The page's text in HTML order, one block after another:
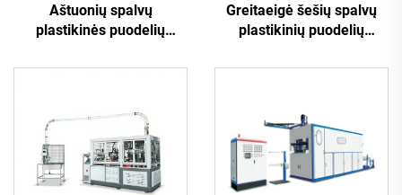
Aštuonių spalvų
plastikinės puodelių
Greitaeigė šešių spalvų
plastikinių puodelių